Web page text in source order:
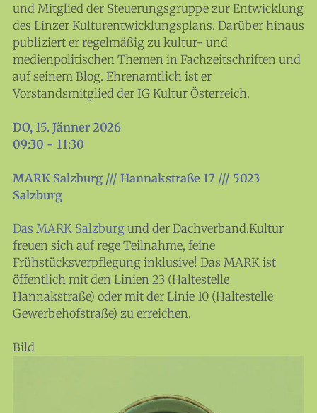
und Mitglied der Steuerungsgruppe zur Entwicklung
des Linzer Kulturentwicklungsplans. Darüber hinaus
publiziert er regelmäßig zu kultur- und
medienpolitischen Themen in Fachzeitschriften und
auf seinem Blog. Ehrenamtlich ist er
Vorstandsmitglied der IG Kultur Österreich.
DO, 15. Jänner 2026
09:30 - 11:30
MARK Salzburg /// Hannakstraße 17 /// 5023
Salzburg
Das MARK Salzburgund der Dachverband.Kultur
freuen sich auf rege Teilnahme, feine
Frühstücksverpflegung inklusive! Das MARK ist
öffentlich mit den Linien 23 (Haltestelle
Hannakstraße) oder mit der Linie 10 (Haltestelle
Gewerbehofstraße) zu erreichen.
Bild